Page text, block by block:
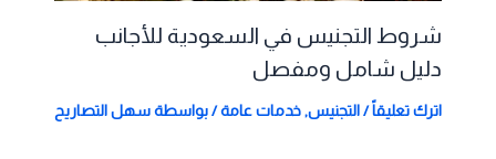
شروط التجنيس في السعودية للأجانب
دليل شامل ومفصل
اترك تعليقاً /التجنيس,خدمات عامة/ بواسطة سهل التصاريح